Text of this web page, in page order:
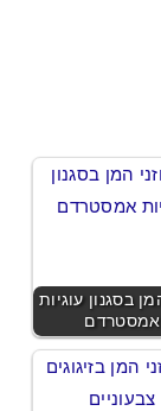
בסגנון עוגיות
אמסטרדם